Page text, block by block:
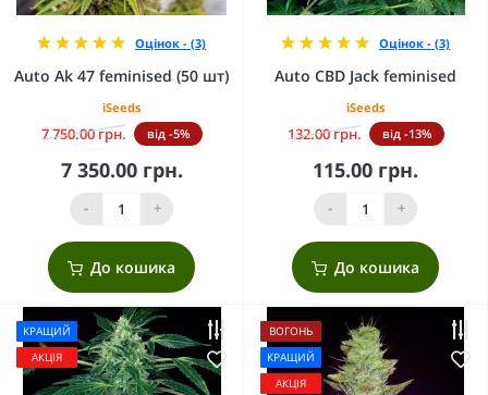
Оцінок - (3)
Auto Ak 47 feminised (50 шт)
iSeeds
7 750.00 грн. від -5%
7 350.00 грн.
- +
До кошика
Оцінок - (3)
Auto CBD Jack feminised
iSeeds
132.00 грн. від -13%
115.00 грн.
- +
До кошика
КРАЩИЙ
АКЦІЯ
ВОГОНЬ
КРАЩИЙ
АКЦІЯ